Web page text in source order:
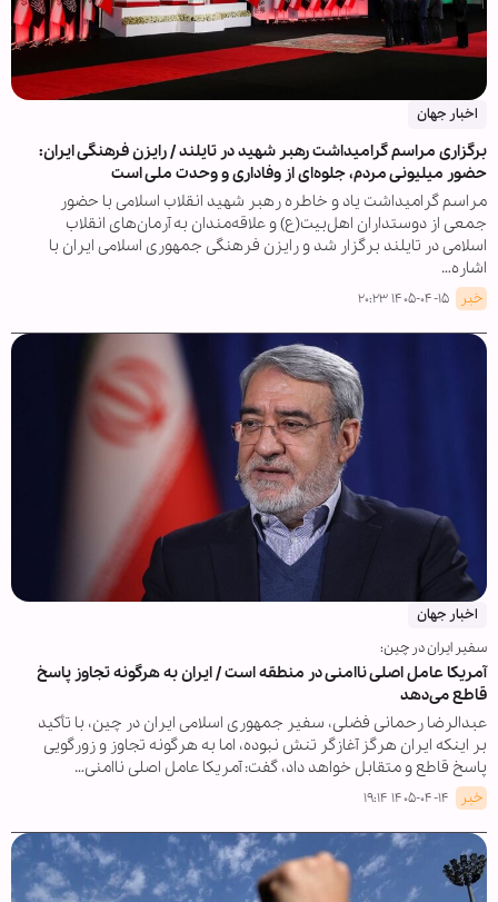
اخبار جهان
برگزاری مراسم گرامیداشت رهبر شهید در تایلند / رایزن فرهنگی ایران:
حضور میلیونی مردم، جلوه‌ای از وفاداری و وحدت ملی است
مراسم گرامیداشت یاد و خاطره رهبر شهید انقلاب اسلامی با حضور
جمعی از دوستداران اهل‌بیت(ع) و علاقه‌مندان به آرمان‌های انقلاب
اسلامی در تایلند برگزار شد و رایزن فرهنگی جمهوری اسلامی ایران با
اشاره…
خبر ۱۴۰۵-۰۴-۱۵ ۲۰:۲۳
اخبار جهان
سفیر ایران در چین:
آمریکا عامل اصلی ناامنی در منطقه است / ایران به هرگونه تجاوز پاسخ
قاطع می‌دهد
عبدالرضا رحمانی فضلی، سفیر جمهوری اسلامی ایران در چین، با تأکید
بر اینکه ایران هرگز آغازگر تنش نبوده، اما به هرگونه تجاوز و زورگویی
پاسخ قاطع و متقابل خواهد داد، گفت: آمریکا عامل اصلی ناامنی…
خبر ۱۴۰۵-۰۴-۱۴ ۱۹:۱۴